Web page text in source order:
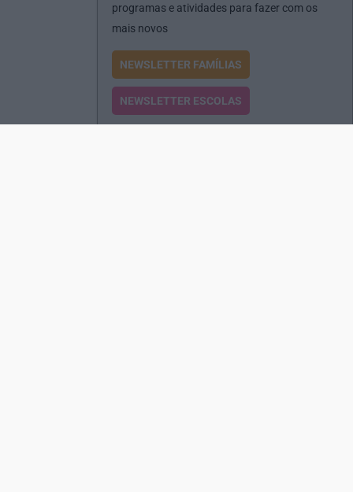
programas e atividades para fazer com os
mais novos
NEWSLETTER FAMÍLIAS
NEWSLETTER ESCOLAS